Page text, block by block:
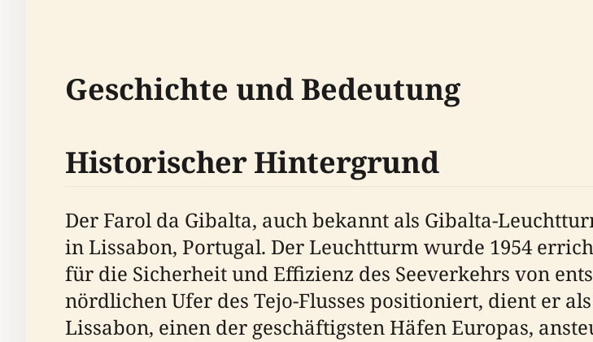
Geschichte und Bedeutung
Historischer Hintergrund
Der Farol da Gibalta, auch bekannt als Gibalta-
in Lissabon, Portugal. Der Leuchtturm wurde 1954
für die Sicherheit und Effizienz des Seeverkehrs von
nördlichen Ufer des Tejo-Flusses positioniert, dient er
Lissabon, einen der geschäftigsten Häfen Europas,